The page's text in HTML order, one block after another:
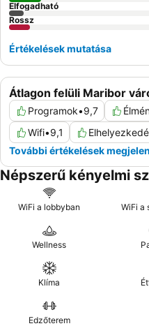
Átlagon felüli Maribor
Programok•9,7
Wifi•9,1
További értékelések
Elfogadható
Rossz
Értékelések mutatása
Népszerű kényelmi
WiFi a lobbyban WiFi a
Wellness
Klíma
Edzőterem